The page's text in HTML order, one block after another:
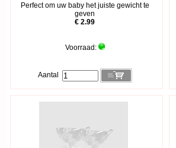
Perfect om uw baby het juiste gewicht te
geven
€ 2.99
Voorraad:
Aantal